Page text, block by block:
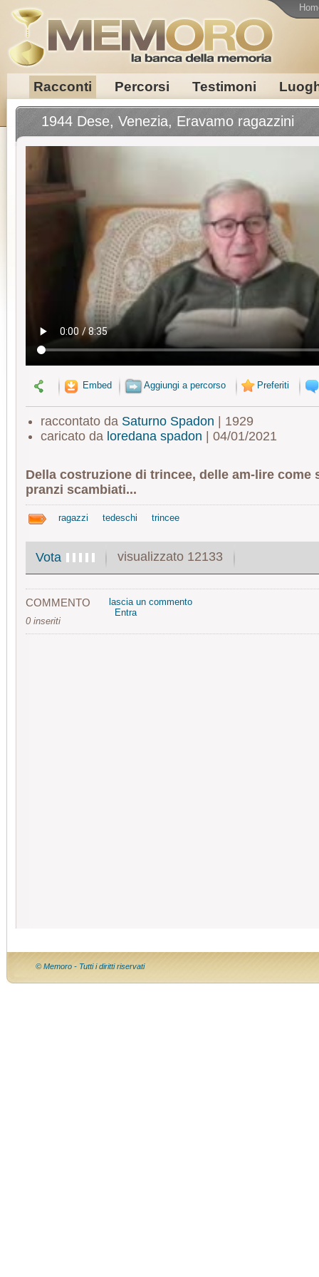
Racconti Percorsi Testimoni
1944 Dese, Venezia, Eravamo ragazzini
Embed Aggiungi a percorso Preferiti
raccontato da Saturno Spadon | 1929
caricato da loredana spadon | 04/01/2021
Della costruzione di trincee, delle am-lire come
pranzi scambiati...
ragazzi tedeschi trincee
Vota visualizzato 12133
COMMENTO
0 inseriti
lascia un commento
Entra
© Memoro - Tutti i diritti riservati